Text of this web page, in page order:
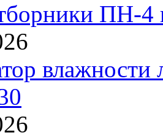
ПН-